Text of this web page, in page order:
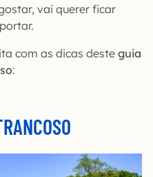
vai querer ficar
com as dicas deste guia
: